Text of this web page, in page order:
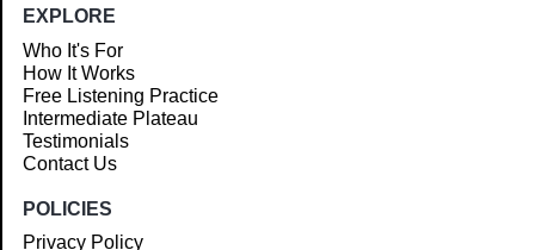
EXPLORE
Who It's For
How It Works
Free Listening Practice
Intermediate Plateau
Testimonials
Contact Us
POLICIES
Privacy Policy